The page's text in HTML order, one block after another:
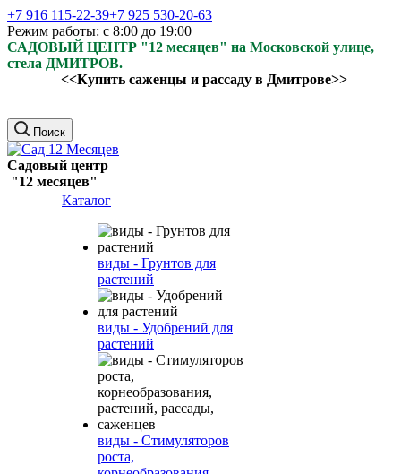
+7 916 115-22-39+7 925 530-20-63
Режим работы: с 8:00 до 19:00
САДОВЫЙ ЦЕНТР "12 месяцев" на Московской улице,
стела ДМИТРОВ.
<<Купить саженцы и рассаду в Дмитрове>>
Поиск
Садовый центр
"12 месяцев"
Каталог
виды - Грунтов для
растений
виды - Удобрений для
растений
виды - Стимуляторов
роста,